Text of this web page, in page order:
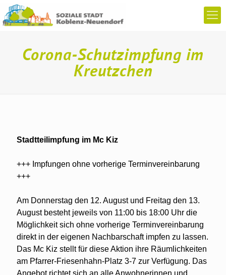
Corona-Schutzimpfung im
Kreutzchen
Stadtteilimpfung im Mc Kiz
+++ Impfungen ohne vorherige Terminvereinbarung
+++
Am Donnerstag den 12. August und Freitag den 13.
August besteht jeweils von 11:00 bis 18:00 Uhr die
Möglichkeit sich ohne vorherige Terminvereinbarung
direkt in der eigenen Nachbarschaft impfen zu lassen.
Das Mc Kiz stellt für diese Aktion ihre Räumlichkeiten
am Pfarrer-Friesenhahn-Platz 3-7 zur Verfügung. Das
Angebot richtet sich an alle Anwohnerinnen und